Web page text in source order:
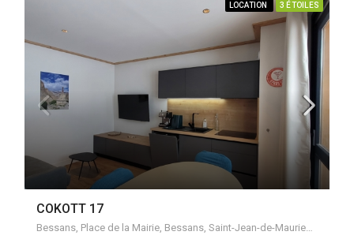
LOCATION 3 ÉTOILES
COKOTT 17
Bessans, Place de la Mairie, Bessans, Saint-Jean-de-Maurienne, Savoie, Auvergne-Rhône-Alpes, France métropolitaine, 73480, France